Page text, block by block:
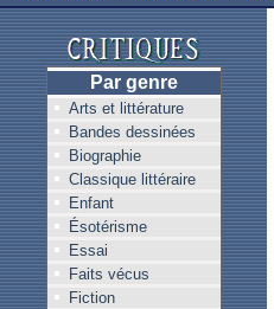
Par genre
Arts et littérature
Bandes dessinées
Biographie
Classique littéraire
Enfant
Ésotérisme
Essai
Faits vécus
Fiction